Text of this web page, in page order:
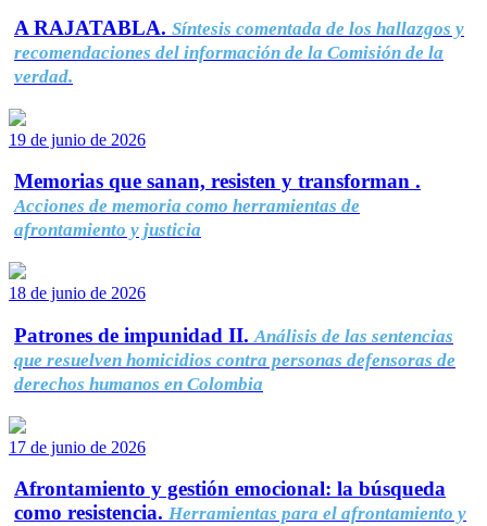
A RAJATABLA. Síntesis comentada de los hallazgos y
recomendaciones del información de la Comisión de la
verdad.
19 de junio de 2026
Memorias que sanan, resisten y transforman .
Acciones de memoria como herramientas de
afrontamiento y justicia
18 de junio de 2026
Patrones de impunidad II. Análisis de las sentencias
que resuelven homicidios contra personas defensoras de
derechos humanos en Colombia
17 de junio de 2026
Afrontamiento y gestión emocional: la búsqueda
como resistencia. Herramientas para el afrontamiento y